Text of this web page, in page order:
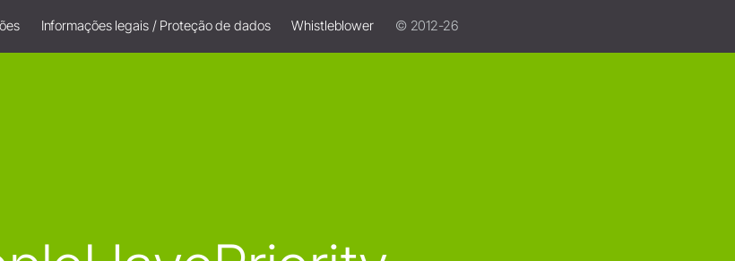
Informações legais / Proteção de dados Whistleblower © 2012-26